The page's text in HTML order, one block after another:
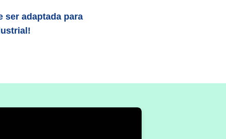
ser adaptada para